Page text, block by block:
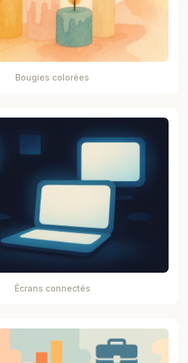
Bougies colorées
Écrans connectés